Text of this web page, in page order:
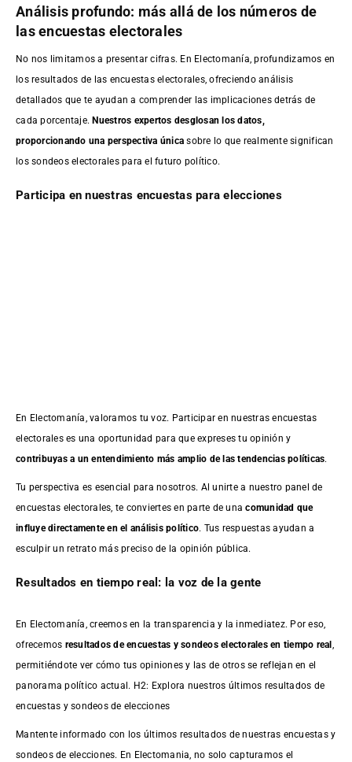
Análisis profundo: más allá de los números de
las encuestas electorales
No nos limitamos a presentar cifras. En Electomanía, profundizamos en
los resultados de las encuestas electorales, ofreciendo análisis
detallados que te ayudan a comprender las implicaciones detrás de
cada porcentaje.Nuestros expertos desglosan los datos,
proporcionando una perspectiva única sobre lo que realmente significan
los sondeos electorales para el futuro político.
Participa en nuestras encuestas para elecciones
En Electomanía, valoramos tu voz. Participar en nuestras encuestas
electorales es una oportunidad para que expreses tu opinión y
contribuyas a un entendimiento más amplio de las tendencias políticas.
Tu perspectiva es esencial para nosotros. Al unirte a nuestro panel de
encuestas electorales, te conviertes en parte de unacomunidad que
influye directamente en el análisis político. Tus respuestas ayudan a
esculpir un retrato más preciso de la opinión pública.
Resultados en tiempo real: la voz de la gente
En Electomanía, creemos en la transparencia y la inmediatez. Por eso,
ofrecemos resultados deencuestas y sondeos electorales en tiempo real
permitiéndote ver cómo tus opiniones y las de otros se reflejan en el
panorama político actual. H2: Explora nuestros últimos resultados de
encuestas y sondeos de elecciones
Mantente informado con los últimos resultados de nuestras encuestasy
sondeos de elecciones. En Electomania, no solo capturamos el